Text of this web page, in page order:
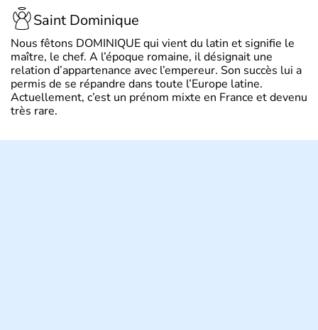
Saint Dominique
Nous fêtons DOMINIQUE qui vient du latin et signifie le
maître, le chef. A l’époque romaine, il désignait une
relation d’appartenance avec l’empereur. Son succès lui a
permis de se répandre dans toute l’Europe latine.
Actuellement, c’est un prénom mixte en France et devenu
très rare.